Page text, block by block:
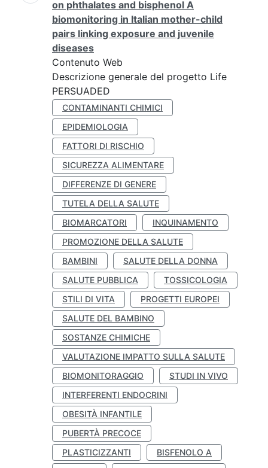
on phthalates and bisphenol A
biomonitoring in Italian mother-child
pairs linking exposure and juvenile
diseases
Contenuto Web
Descrizione generale del progetto Life
PERSUADED
CONTAMINANTI CHIMICI
EPIDEMIOLOGIA
FATTORI DI RISCHIO
SICUREZZA ALIMENTARE
DIFFERENZE DI GENERE
TUTELA DELLA SALUTE
BIOMARCATORI
INQUINAMENTO
PROMOZIONE DELLA SALUTE
BAMBINI
SALUTE DELLA DONNA
SALUTE PUBBLICA
TOSSICOLOGIA
STILI DI VITA
PROGETTI EUROPEI
SALUTE DEL BAMBINO
SOSTANZE CHIMICHE
VALUTAZIONE IMPATTO SULLA SALUTE
BIOMONITORAGGIO
STUDI IN VIVO
INTERFERENTI ENDOCRINI
OBESITÀ INFANTILE
PUBERTÀ PRECOCE
PLASTICIZZANTI
BISFENOLO A